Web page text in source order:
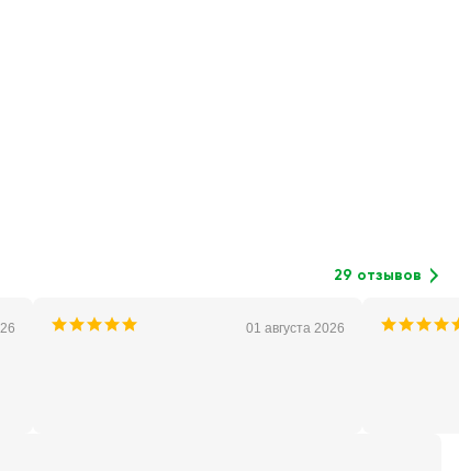
29 отзывов
01 августа 2026